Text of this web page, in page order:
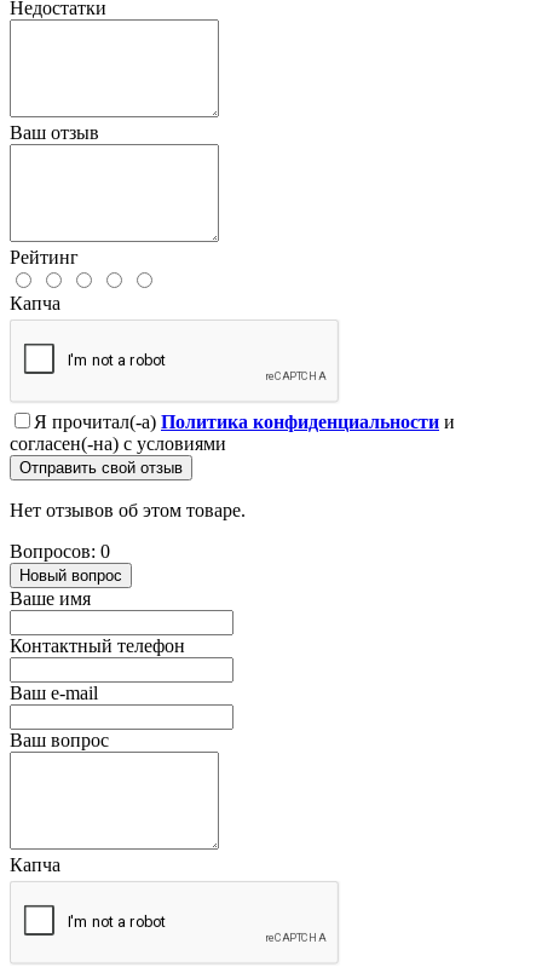
Недостатки
Ваш отзыв
Рейтинг
Капча
Я прочитал(-а) Политика конфиденциальности и
согласен(-на) с условиями
Отправить свой отзыв
Нет отзывов об этом товаре.
Вопросов: 0
Новый вопрос
Ваше имя
Контактный телефон
Ваш e-mail
Ваш вопрос
Капча